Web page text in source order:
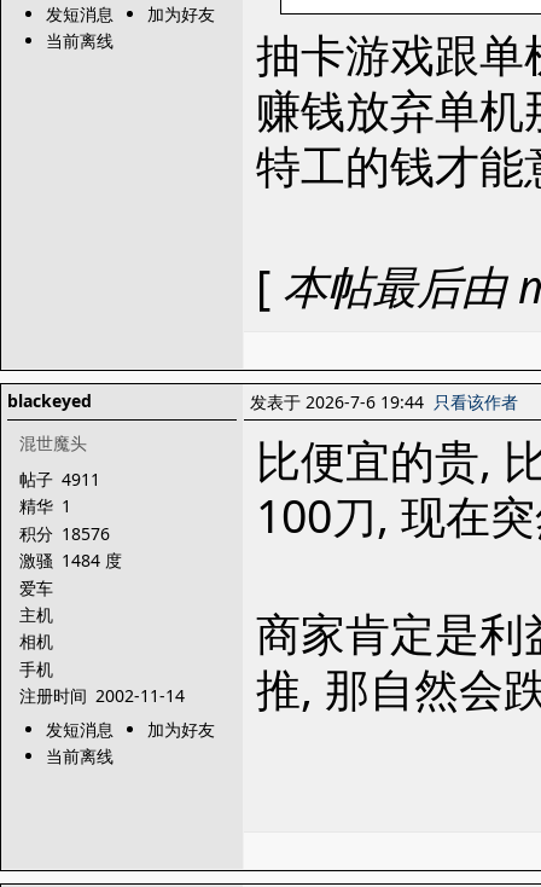
发短消息
加为好友
当前离线
抽卡游戏跟
赚钱放弃单
特工的钱才
[ 本帖最后由
blackeyed
混世魔头
帖子 4911
精华 1
积分 18576
激骚 1484 度
爱车
主机
相机
手机
注册时间 2002-11-14
发短消息
加为好友
当前离线
发表于 2026-7-6 19:44 只看该作者
比便宜的贵,
100刀, 现在
商家肯定是
推, 那自然会